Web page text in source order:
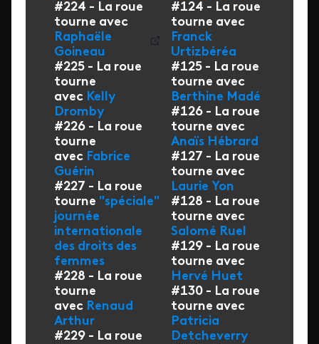
#224 - La roue
tourne avec
Raphaële
Goineau
#225 - La roue
tourne
avec Kelly
Dromby
#226 - La roue
tourne
avec Fabrice
Guérin
#227 - La roue
tourne "spéciale"
journée
internationale
des droits des
femmes
#228 - La roue
tourne
avec Renaud
Arthur
#229 - La roue
#124 - La roue
tourne avec
Franck
Urtizbéréa
#125 - La roue
tourne avec
Berthine Madé
#126 - La roue
tourne avec
Anaïs Hébrard
#127 - La roue
tourne avec
Laurie Yon
#128 - La roue
tourne avec
Salomé Ruel
#129 - La roue
tourne avec
Hervé Huet
#130 - La roue
tourne avec
Patricia
Detcheverry